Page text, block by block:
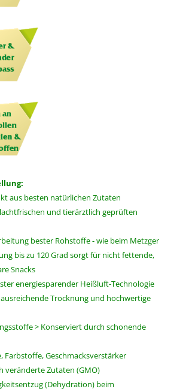
aus besten natürlichen Zutaten
und tierärztlich geprüften
bester Rohstoffe - wie beim Metzger
bis zu 120 Grad sorgt für nicht fettende,
Snacks
energiesparender Heißluft-Technologie
Trocknung und hochwertige
> Konserviert durch schonende
Farbstoffe, Geschmacksverstärker
veränderte Zutaten (GMO)
(Dehydration) beim